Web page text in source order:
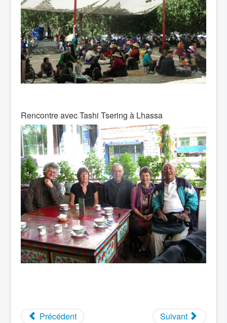
Rencontre avec Tashi Tsering à Lhassa
Précédent Suivant